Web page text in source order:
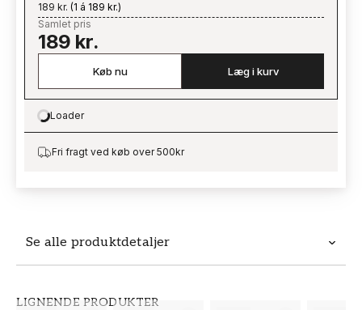
Se alle produktdetaljer
LIGNENDE PRODUKTER
189 kr. (1 á 189 kr.)
Samlet pris
189 kr.
Køb nu Læg i kurv
Loading…
Loader
Fri fragt ved køb over 500kr